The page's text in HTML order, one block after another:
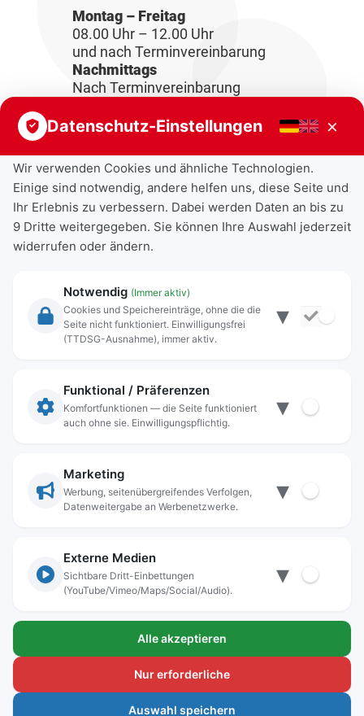
Montag – Freitag
08.00 Uhr – 12.00 Uhr
und nach Terminvereinbarung
Nachmittags
Nach Terminvereinbarung
Rechtliche Angaben
Datenschutz
Anschrift
83395 Freilassing
Kontakt
rathaus@freilassing.de
Bankverbindungen der Stadt Freilassing
Sparkasse Berchtesgadener Land
IBAN.: DE56 7105 0000 0000 1000 24
BIC-Code: BYLADEM1BGL
Datenschutz-Einstellungen ×
Wir verwenden Cookies und ähnliche Technologien.
Einige sind notwendig, andere helfen uns, diese Seite und
Ihr Erlebnis zu verbessern. Dabei werden Daten an bis zu
9 Dritte weitergegeben. Sie können Ihre Auswahl jederzeit
widerrufen oder ändern.
Notwendig (Immer aktiv)
Cookies und Speichereinträge, ohne die die
Seite nicht funktioniert. Einwilligungsfrei
(TTDSG-Ausnahme), immer aktiv.
▾
Funktional / Präferenzen
Komfortfunktionen — die Seite funktioniert
auch ohne sie. Einwilligungspflichtig.
▾
Marketing
Werbung, seitenübergreifendes Verfolgen,
Datenweitergabe an Werbenetzwerke.
▾
Externe Medien
Sichtbare Dritt-Einbettungen
(YouTube/Vimeo/Maps/Social/Audio).
▾
Alle akzeptieren
Nur erforderliche
Auswahl speichern